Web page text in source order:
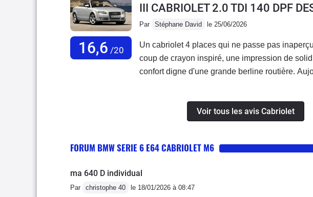
16,6 /20
III CABRIOLET 2.0 TDI 140 DPF
Par Stéphane David le 25/06/2026
Un cabriolet 4 places qui ne passe pas
coup de crayon inspiré, une impression de
confort digne d'une grande berline routière.
tourner les têtes. Son budget de
catégorie. Garage ou abri indispensable à
largement à celle qui lui a succédé (la A5) en
qui lui fait rejoindre le panthéon des véhicules
Voir tous les avis Cabriolet
FORUM BMW SERIE 6 E64 CABRIOLET M6
ma 640 D individual
Par christophe 40 le 18/01/2026 à 08:47